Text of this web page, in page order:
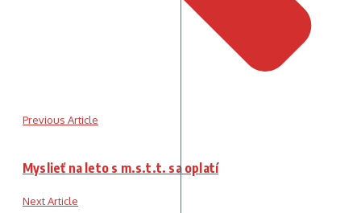
Previous Article
Myslieť na leto s m.s.t.t. sa oplatí
Next Article